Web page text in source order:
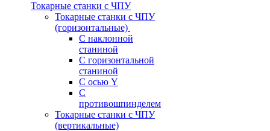
Токарные станки с ЧПУ
Токарные станки с ЧПУ
(горизонтальные)
С наклонной
станиной
С горизонтальной
станиной
С осью Y
С
противошпинделем
Токарные станки с ЧПУ
(вертикальные)